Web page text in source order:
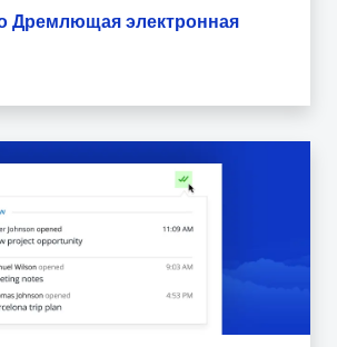
Дремлющая электронная